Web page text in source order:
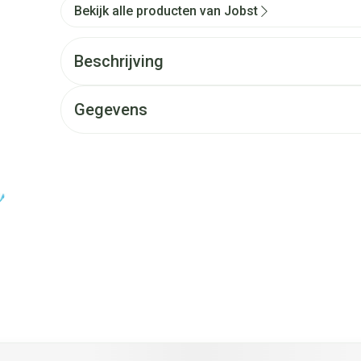
Bekijk alle producten van Jobst
Beschrijving
Gegevens